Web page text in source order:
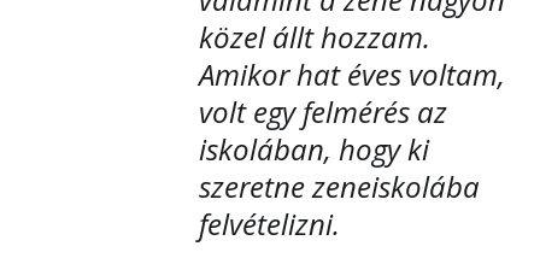
közel állt hozzam.
Amikor hat éves voltam,
volt egy felmérés az
iskolában, hogy ki
szeretne zeneiskolába
felvételizni.